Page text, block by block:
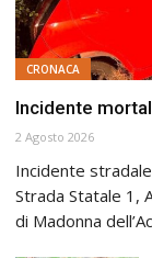
CRONACA
Incidente
2 Agosto 2026
Incidente
Strada Statale 1,
di Madonna